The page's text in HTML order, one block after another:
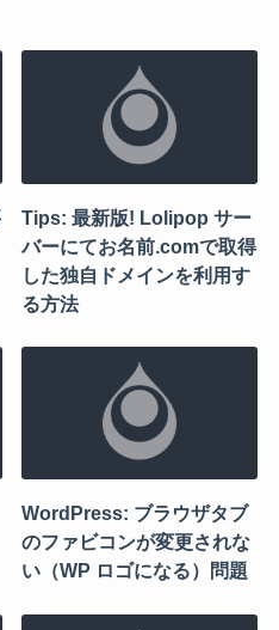
Tips: 最新版! Lolipop サー
バーにてお名前.comで取得
した独自ドメインを利用す
る方法
WordPress: ブラウザタブ
のファビコンが変更されな
い（WP ロゴになる）問題